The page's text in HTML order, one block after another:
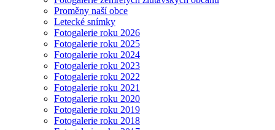
Proměny naší obce
Letecké snímky
Fotogalerie roku 2026
Fotogalerie roku 2025
Fotogalerie roku 2024
Fotogalerie roku 2023
Fotogalerie roku 2022
Fotogalerie roku 2021
Fotogalerie roku 2020
Fotogalerie roku 2019
Fotogalerie roku 2018